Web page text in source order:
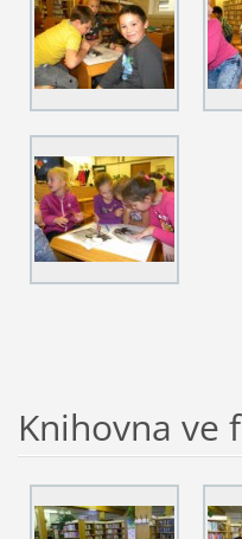
Knihovna ve